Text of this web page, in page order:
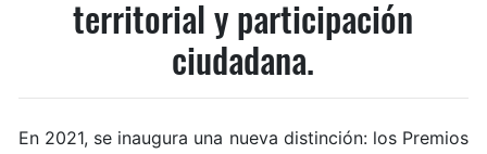
territorial y participación
ciudadana.
En 2021, se inaugura una nueva distinción: los Premios